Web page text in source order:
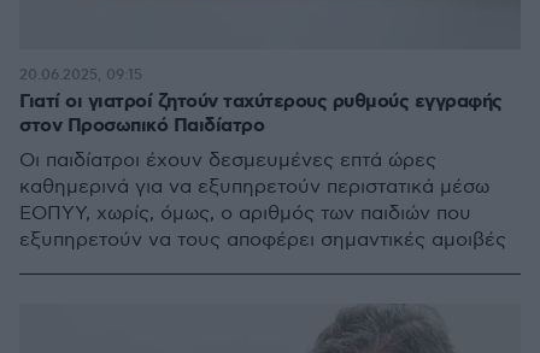
Γιατί οι γιατροί ζητούν ταχύτερους ρυθμούς εγγραφής
στον Προσωπικό Παιδίατρο
Οι παιδίατροι έχουν δεσμευμένες επτά ώρες
καθημερινά για να εξυπηρετούν περιστατικά μέσω
ΕΟΠΥΥ, χωρίς, όμως, ο αριθμός των παιδιών που
εξυπηρετούν να τους αποφέρει σημαντικές αμοιβές
20.06.2025, 09:15